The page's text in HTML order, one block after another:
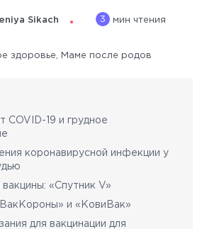
Sikach 3 мин чтения
здоровье Маме после родов
COVID-19 и грудное
коронавирусной инфекции у
«Спутник V»
и «КовиВак»
для вакцинации для